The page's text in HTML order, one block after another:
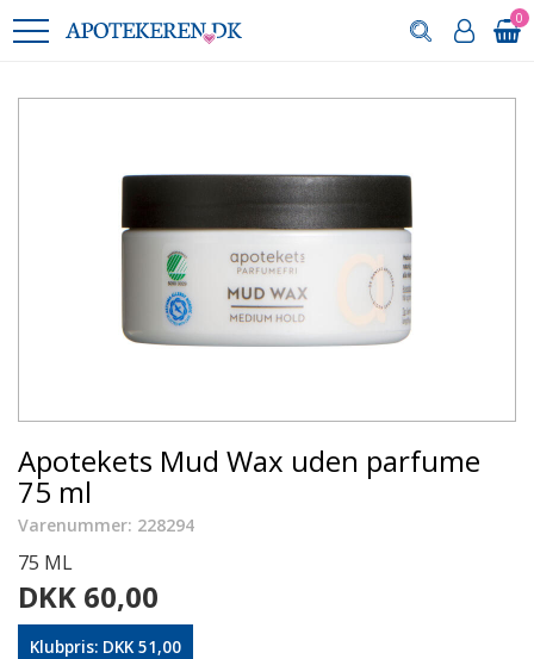
0
Apotekets Mud Wax uden parfume
75 ml
Varenummer: 228294
75 ML
DKK 60,00
Klubpris: DKK 51,00